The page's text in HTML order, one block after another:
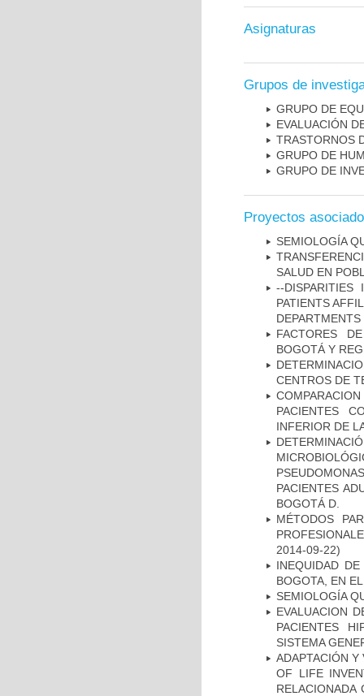
Asignaturas
Grupos de
GRUPO DE
EVALUACIÓN
TRASTORNOS
GRUPO DE
GRUPO DE
Proyectos
SEMIOLOGÍA
SALUD EN
--DISPARITIES
PATIENTS
FACTORES
BOGOTÁ Y
CENTROS DE
PACIENTES
INFERIOR DE
PACIENTES
BOGOTÁ D.
MÉTODOS
2014-09-22)
INEQUIDAD
BOGOTA, EN
SEMIOLOGÍA
EVALUACION
PACIENTES
SISTEMA
ADAPTACIÓN
OF LIFE